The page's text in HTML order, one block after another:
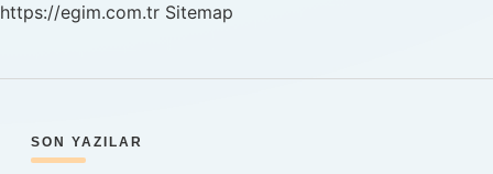
https://egim.com.tr Sitemap
SIDEBAR
SON YAZILAR